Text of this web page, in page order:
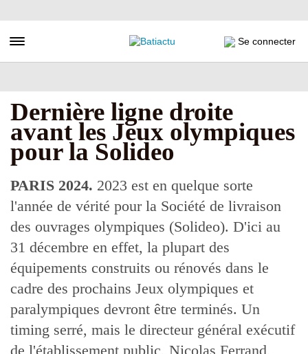
au
principal
Toggle navigation Se connecter
Dernière ligne droite
avant les Jeux olympiques
pour la Solideo
PARIS 2024. 2023 est en quelque sorte
l'année de vérité pour la Société de livraison
des ouvrages olympiques (Solideo). D'ici au
31 décembre en effet, la plupart des
équipements construits ou rénovés dans le
cadre des prochains Jeux olympiques et
paralympiques devront être terminés. Un
timing serré, mais le directeur général exécutif
de l'établissement public, Nicolas Ferrand,